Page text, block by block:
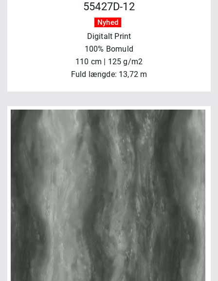
55427D-12
Nyhed
Digitalt Print
100% Bomuld
110 cm | 125 g/m2
Fuld længde: 13,72 m